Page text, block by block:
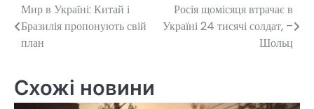
Навігація
записів
Мир в Україні: Китай і
Бразилія пропонують свій
план
Росія щомісяця втрачає в
Україні 24 тисячі солдат, –
Шольц
Схожі новини